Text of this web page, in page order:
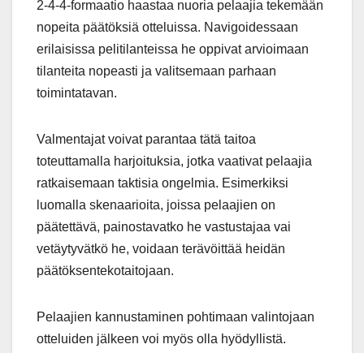
2-4-4-formaatio haastaa nuoria pelaajia tekemään
nopeita päätöksiä otteluissa. Navigoidessaan
erilaisissa pelitilanteissa he oppivat arvioimaan
tilanteita nopeasti ja valitsemaan parhaan
toimintatavan.
Valmentajat voivat parantaa tätä taitoa
toteuttamalla harjoituksia, jotka vaativat pelaajia
ratkaisemaan taktisia ongelmia. Esimerkiksi
luomalla skenaarioita, joissa pelaajien on
päätettävä, painostavatko he vastustajaa vai
vetäytyvätkö he, voidaan terävöittää heidän
päätöksentekotaitojaan.
Pelaajien kannustaminen pohtimaan valintojaan
otteluiden jälkeen voi myös olla hyödyllistä.